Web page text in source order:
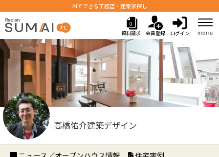
AIでできる工務店・建築家探し
0
資料請求
会員登録 ログイン menu
高橋佑介建築デザイン